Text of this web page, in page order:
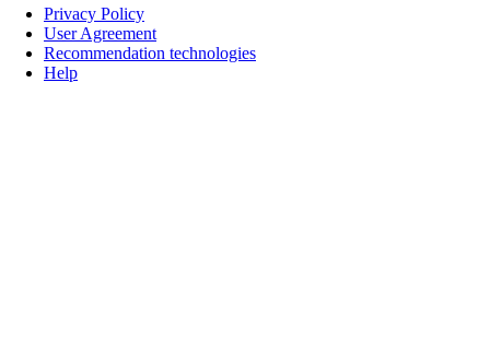
Privacy Policy
User Agreement
Recommendation technologies
Help